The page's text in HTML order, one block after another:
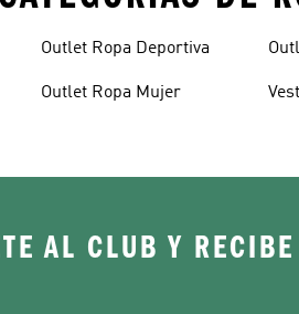
Outlet Ropa Deportiva
Outlet Ropa Mujer
AL CLUB Y